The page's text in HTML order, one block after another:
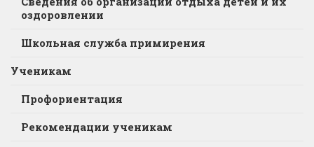
оздоровлении
Школьная служба примирения
Ученикам
Профориентация
Рекомендации ученикам